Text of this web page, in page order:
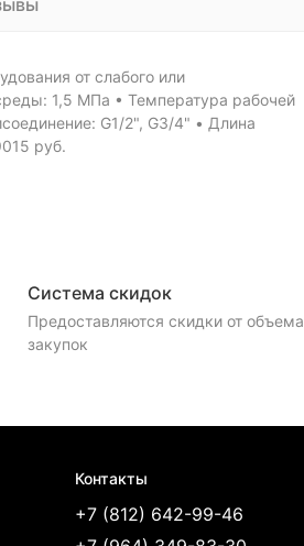
от слабого или
1,5 МПа • Температура рабочей
G1/2", G3/4" • Длина
руб.
Система скидок
Предоставляются скидки от объема
закупок
Контакты
+7 (812) 642-99-46